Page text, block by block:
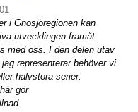
i Gnosjöregionen kan
utvecklingen framåt
med oss. I den delen utav
representerar behöver vi
halvstora serier.
gör